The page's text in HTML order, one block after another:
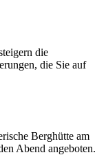
die
die Sie auf
Berghütte am
Abend angeboten.